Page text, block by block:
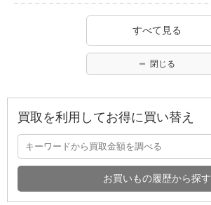
すべて見る
閉じる
買取を利用してお得に買い替え
お買いもの履歴から探す